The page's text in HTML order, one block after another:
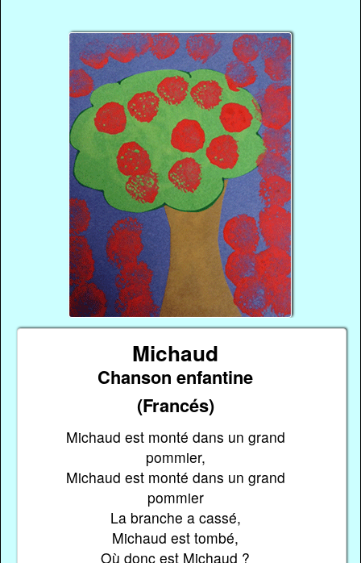
Michaud
Chanson enfantine
(Francés)
Michaud est monté dans un grand
pommier,
Michaud est monté dans un grand
pommier
La branche a cassé,
Michaud est tombé,
Où donc est Michaud ?